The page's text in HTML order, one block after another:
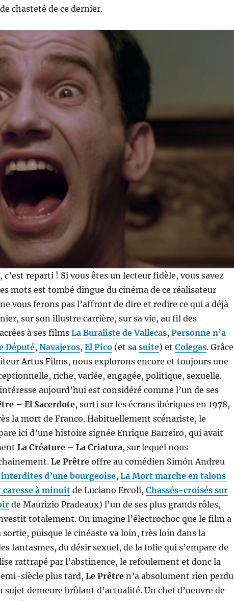
chasteté de ce dernier.
c’est reparti ! Si vous êtes un lecteur fidèle, vous savez
mots est tombé dingue du cinéma de ce réalisateur
vous ferons pas l’affront de dire et redire ce qui a déjà
sur son illustre carrière, sur sa vie, au fil des
à ses films La Buraliste de Vallecas, Personne n’a
Député, Navajeros, El Pico(et sa suite) et Colegas. Grâce
Artus Films, nous explorons encore et toujours une
riche, variée, engagée, politique, sexuelle.
aujourd’hui est considéré comme l’un de ses
– El Sacerdote, sorti sur les écrans ibériques en 1978,
la mort de Franco. Habituellement scénariste, le
ici d’une histoire signée Enrique Barreiro, qui avait
La Créature – La Criatura, sur lequel nous
Le Prêtreoffre au comédien Simón Andreu
d’une bourgeoise, La Mort marche en talons
caresse à minuitde Luciano Ercoli, Chassés-croisés sur
de Maurizio Pradeaux) l’un de ses plus grands rôles,
totalement. On imagine l’électrochoc que le film a
sortie, puisque le cinéaste va loin, très loin dans la
fantasmes, du désir sexuel, de la folie qui s’empare de
rattrapé par l’abstinence, le refoulement et donc la
siècle plus tard, Le Prêtren’a absolument rien perdu
sujet demeure brûlant d’actualité. Un chef d’oeuvre de